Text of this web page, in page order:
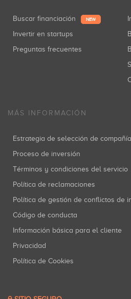
Buscar financiación NEW
Invertir en startups
Preguntas frecuentes
MÁS INFORMACIÓN
Estrategia de selección de
Proceso de inversión
Términos y condiciones del servicio
Política de reclamaciones
Política de gestión de conflictos de
Código de conducta
Información básica para el cliente
Privacidad
Política de Cookies